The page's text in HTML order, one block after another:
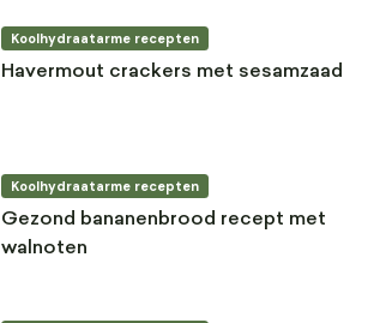
Koolhydraatarme recepten
Havermout crackers met sesamzaad
Koolhydraatarme recepten
Gezond bananenbrood recept met
walnoten